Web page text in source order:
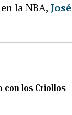
en la NBA,José
con los Criollos